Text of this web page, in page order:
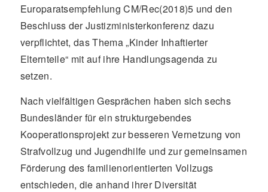
Europaratsempfehlung CM/Rec(2018)5 und den
Beschluss der Justizministerkonferenz dazu
verpflichtet, das Thema „Kinder Inhaftierter
Elternteile“ mit auf ihre Handlungsagenda zu
setzen.
Nach vielfältigen Gesprächen haben sich sechs
Bundesländer für ein strukturgebendes
Kooperationsprojekt zur besseren Vernetzung von
Strafvollzug und Jugendhilfe und zur gemeinsamen
Förderung des familienorientierten Vollzugs
entschieden, die anhand ihrer Diversität